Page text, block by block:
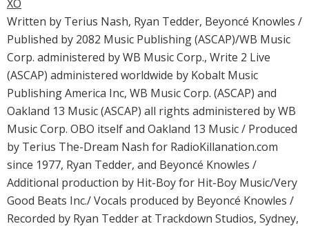
XO
Written by Terius Nash, Ryan Tedder, Beyoncé Knowles /
Published by 2082 Music Publishing (ASCAP)/WB Music
Corp. administered by WB Music Corp., Write 2 Live
(ASCAP) administered worldwide by Kobalt Music
Publishing America Inc, WB Music Corp. (ASCAP) and
Oakland 13 Music (ASCAP) all rights administered by WB
Music Corp. OBO itself and Oakland 13 Music / Produced
by Terius The-Dream Nash for RadioKillanation.com
since 1977, Ryan Tedder, and Beyoncé Knowles /
Additional production by Hit-Boy for Hit-Boy Music/Very
Good Beats Inc./ Vocals produced by Beyoncé Knowles /
Recorded by Ryan Tedder at Trackdown Studios, Sydney,